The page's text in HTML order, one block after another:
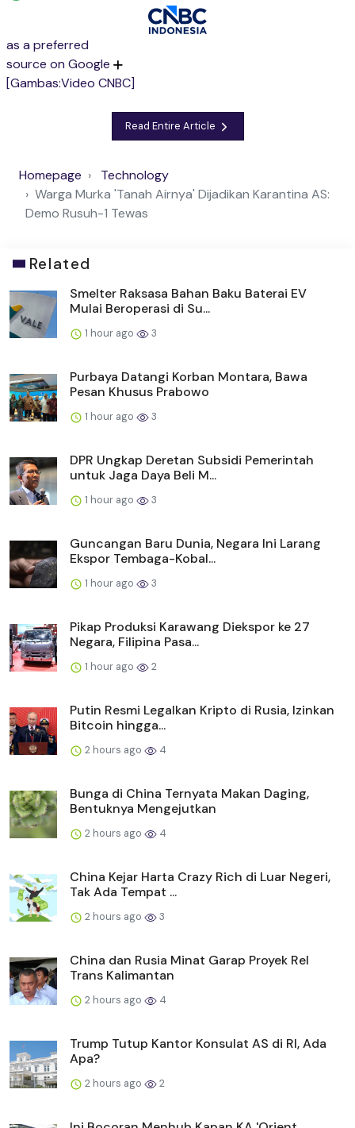
as a preferred
source on Google
[Gambas:Video CNBC]
Read Entire Article
Homepage
Technology
Warga Murka 'Tanah Airnya' Dijadikan Karantina AS:
Demo Rusuh-1 Tewas
Related
Smelter Raksasa Bahan Baku Baterai EV
Mulai Beroperasi di Su...
1 hour ago 3
Purbaya Datangi Korban Montara, Bawa
Pesan Khusus Prabowo
1 hour ago 3
DPR Ungkap Deretan Subsidi Pemerintah
untuk Jaga Daya Beli M...
1 hour ago 3
Guncangan Baru Dunia, Negara Ini Larang
Ekspor Tembaga-Kobal...
1 hour ago 3
Pikap Produksi Karawang Diekspor ke 27
Negara, Filipina Pasa...
1 hour ago 2
Putin Resmi Legalkan Kripto di Rusia, Izinkan
Bitcoin hingga...
2 hours ago 4
Bunga di China Ternyata Makan Daging,
Bentuknya Mengejutkan
2 hours ago 4
China Kejar Harta Crazy Rich di Luar Negeri,
Tak Ada Tempat ...
2 hours ago 3
China dan Rusia Minat Garap Proyek Rel
Trans Kalimantan
2 hours ago 4
Trump Tutup Kantor Konsulat AS di RI, Ada
Apa?
2 hours ago 2